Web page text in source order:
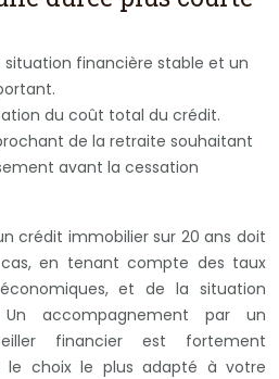
situation financière stable et un
du coût total du crédit.
de la retraite souhaitant
avant la cessation
crédit immobilier sur 20 ans doit
en tenant compte des taux
et de la situation
Un accompagnement par un
financier est fortement
le choix le plus adapté à votre